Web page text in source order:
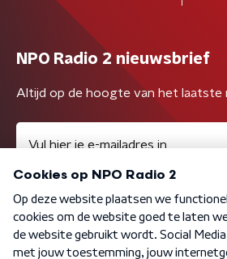
NPO Radio 2 nieuwsbrief
Altijd op de hoogte van het laatste
Algemene voorwaarden